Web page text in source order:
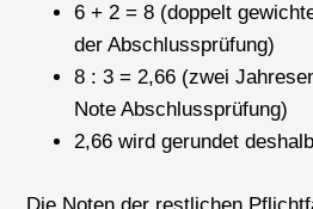
6 + 2 = 8 (doppelt
der Abschlussprüfung)
8 : 3 = 2,66 (zwei
Note Abschlussprüfung)
2,66 wird gerundet